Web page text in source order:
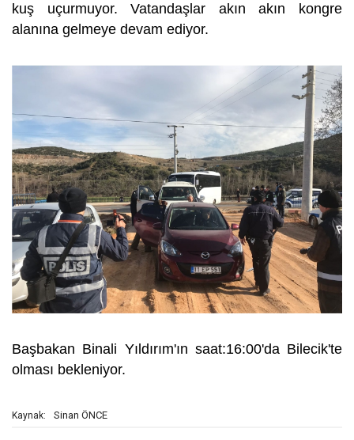
kuş uçurmuyor. Vatandaşlar akın akın kongre
alanına gelmeye devam ediyor.
Başbakan Binali Yıldırım'ın saat:16:00'da Bilecik'te
olması bekleniyor.
Kaynak: Sinan ÖNCE